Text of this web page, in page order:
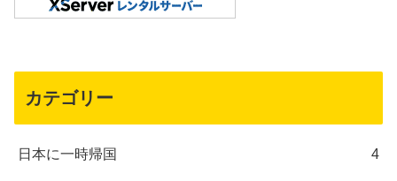
カテゴリー
日本に一時帰国 4